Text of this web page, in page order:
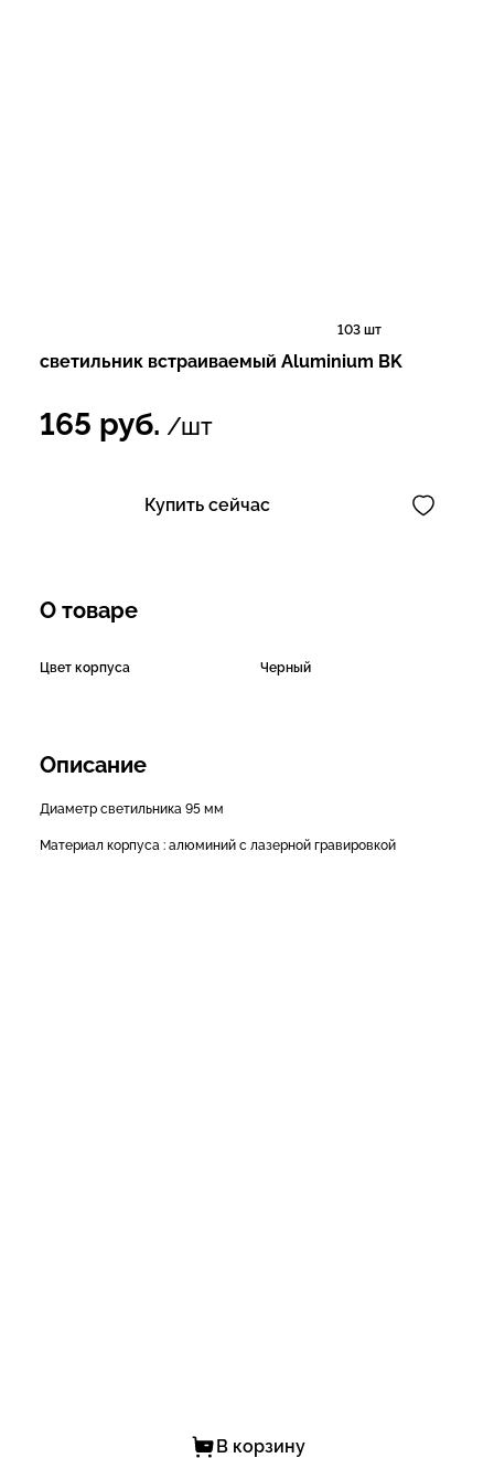
103 шт
светильник встраиваемый Aluminium BK
165 руб. /шт
Купить сейчас
О товаре
Цвет корпуса Черный
Описание
Диаметр светильника 95 мм
Материал корпуса : алюминий с лазерной гравировкой
В корзину